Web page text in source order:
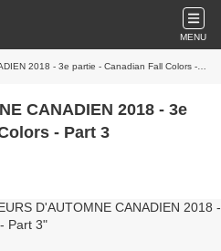
MENU
2018 - 3e partie - Canadian Fall Colors - Part 3
CANADIEN 2018 - 3e
- Part 3